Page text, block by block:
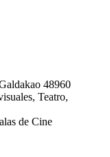
48960
Teatro,
de Cine